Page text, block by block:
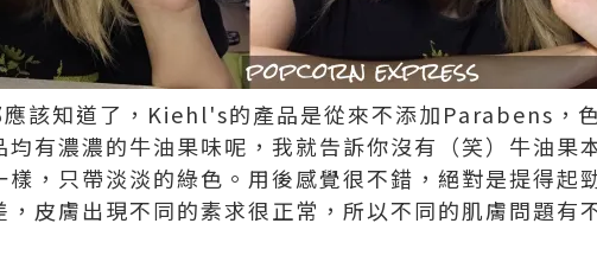
該知道了，Kiehl's的產品是從來不添加Parabens，
均有濃濃的牛油果味呢，我就告訴你沒有（笑）牛油果
樣，只帶淡淡的綠色。用後感覺很不錯，絕對是提得起
，皮膚出現不同的素求很正常，所以不同的肌膚問題有